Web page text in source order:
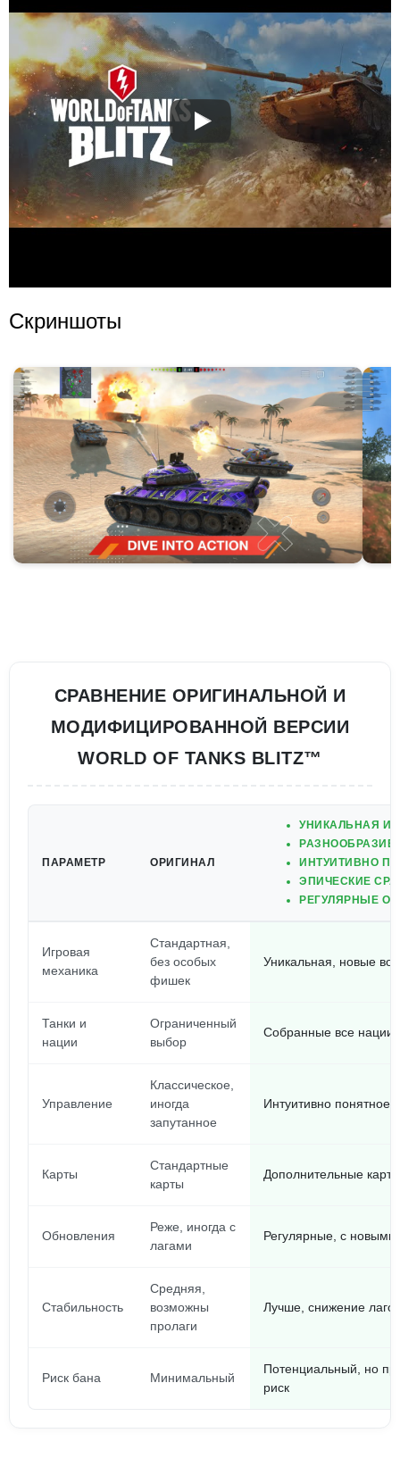
Скриншоты
СРАВНЕНИЕ ОРИГИНАЛЬНОЙ И
МОДИФИЦИРОВАННОЙ ВЕРСИИ
WORLD OF TANKS BLITZ™
ПАРАМЕТР ОРИГИНАЛ
УНИКАЛЬНАЯ
ИНТУИТИВНО
ЭПИЧЕСКИЕ
РЕГУЛЯРНЫЕ
Игровая
механика
Стандартная,
без особых
фишек
Уникальная, новые
Танки и
нации
Ограниченный
выбор
Собранные все нации,
Управление
Классическое,
иногда
запутанное
Интуитивно понятное,
Карты
Стандартные
карты
Дополнительные
Обновления
Реже, иногда с
лагами
Регулярные, с
Стабильность
Средняя,
возможны
пролаги
Лучше, снижение
Риск бана Минимальный
Потенциальный, но
риск